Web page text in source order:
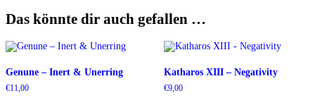
Das könnte dir auch gefallen …
Genune ‎– Inert & Unerring
€11,00
Katharos XIII – Negativity
€9,00